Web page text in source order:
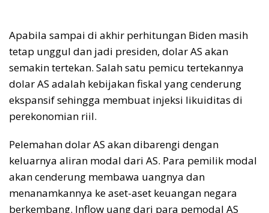
Apabila sampai di akhir perhitungan Biden masih
tetap unggul dan jadi presiden, dolar AS akan
semakin tertekan. Salah satu pemicu tertekannya
dolar AS adalah kebijakan fiskal yang cenderung
ekspansif sehingga membuat injeksi likuiditas di
perekonomian riil.
Pelemahan dolar AS akan dibarengi dengan
keluarnya aliran modal dari AS. Para pemilik modal
akan cenderung membawa uangnya dan
menanamkannya ke aset-aset keuangan negara
berkembang. Inflow uang dari para pemodal AS